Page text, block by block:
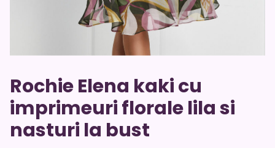
Rochie Elena kaki cu
imprimeuri florale lila si
nasturi la bust